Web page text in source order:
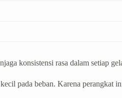
konsistensi rasa dalam setiap
pada beban. Karena perangkat